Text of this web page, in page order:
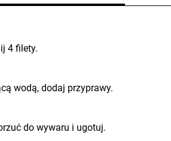
4 filety.
wodą, dodaj przyprawy.
do wywaru i ugotuj.